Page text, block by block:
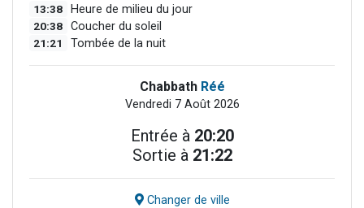
13:38 Heure de milieu du jour
20:38 Coucher du soleil
21:21 Tombée de la nuit
Chabbath Réé
Vendredi 7 Août 2026
Entrée à 20:20
Sortie à 21:22
Changer de ville